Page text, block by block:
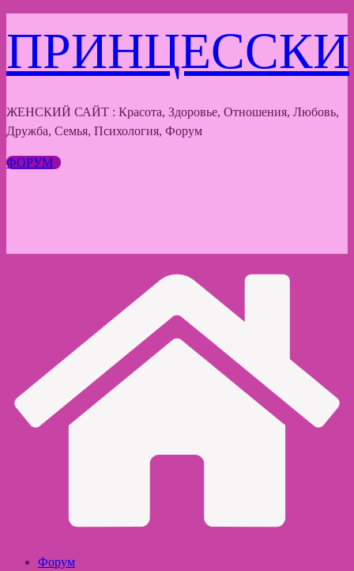
к
содержимому
ПРИНЦЕССКИ
ЖЕНСКИЙ САЙТ : Красота, Здоровье, Отношения, Любовь,
Дружба, Семья, Психология, Форум
ФОРУМ
Форум